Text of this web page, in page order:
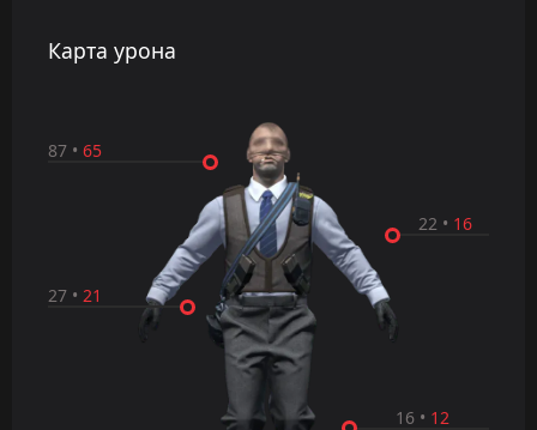
Карта урона
16 • 12
27 • 21
22• 16
87 • 65